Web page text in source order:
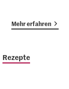
Mehr erfahren
Rezepte